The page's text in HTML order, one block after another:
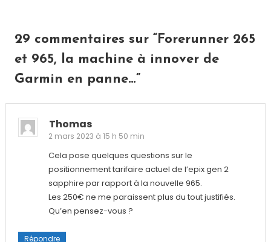
29 commentaires sur “Forerunner 265
et 965, la machine à innover de
Garmin en panne…”
Thomas
2 mars 2023 à 15 h 50 min
Cela pose quelques questions sur le
positionnement tarifaire actuel de l’epix gen 2
sapphire par rapport à la nouvelle 965.
Les 250€ ne me paraissent plus du tout justifiés.
Qu’en pensez-vous ?
Répondre